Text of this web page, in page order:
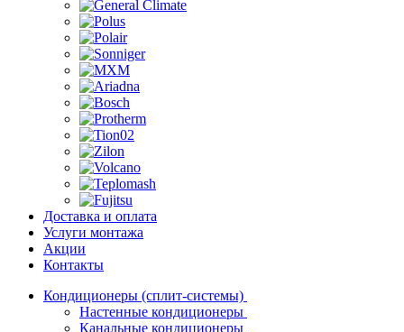
Доставка и оплата
Услуги монтажа
Акции
Контакты
Кондиционеры (сплит-системы)
Настенные кондиционеры
Канальные кондиционеры